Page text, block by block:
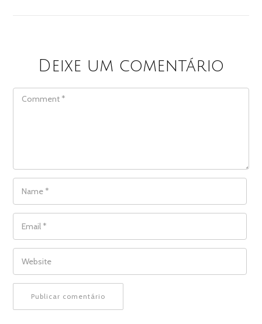
Deixe um comentário
COMMENT
NAME
EMAIL
WEBSITE